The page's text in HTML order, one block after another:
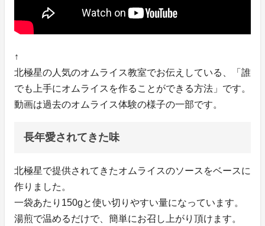
↑
北極星の人気のオムライス教室でお伝えしている、「誰
でも上手にオムライスを作ることができる方法」です。
動画は過去のオムライス体験の様子の一部です。
長年愛されてきた味
北極星で提供されてきたオムライスのソースをベースに
作りました。
一袋あたり150gと使い切りやすい量になっています。
湯煎で温めるだけで、簡単にお召し上がり頂けます。